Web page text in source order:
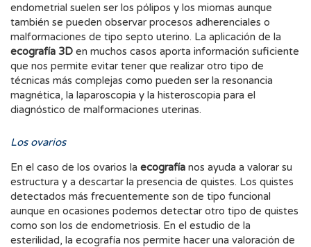
endometrial suelen ser los pólipos y los miomas aunque
también se pueden observar procesos adherenciales o
malformaciones de tipo septo uterino. La aplicación de la
ecografía 3D en muchos casos aporta información suficiente
que nos permite evitar tener que realizar otro tipo de
técnicas más complejas como pueden ser la resonancia
magnética, la laparoscopia y la histeroscopia para el
diagnóstico de malformaciones uterinas.
Los ovarios
En el caso de los ovarios la ecografía nos ayuda a valorar su
estructura y a descartar la presencia de quistes. Los quistes
detectados más frecuentemente son de tipo funcional
aunque en ocasiones podemos detectar otro tipo de quistes
como son los de endometriosis. En el estudio de la
esterilidad, la ecografía nos permite hacer una valoración de